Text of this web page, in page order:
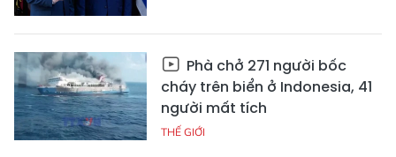
Phà chở 271 người bốc
cháy trên biển ở Indonesia, 41
người mất tích
THẾ GIỚI